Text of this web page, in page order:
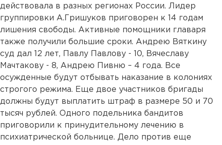
действовала в разных регионах России. Лидер
группировки А.Гришуков приговорен к 14 годам
лишения свободы. Активные помощники главаря
также получили большие сроки. Андрею Вяткину
суд дал 12 лет, Павлу Павлову - 10, Вячеславу
Мачтакову - 8, Андрею Пивню – 4 года. Все
осужденные будут отбывать наказание в колониях
строгого режима. Еще двое участников бригады
должны будут выплатить штраф в размере 50 и 70
тысяч рублей. Одного подельника бандитов
приговорили к принудительному лечению в
психиатрической больнице. Дело против еще